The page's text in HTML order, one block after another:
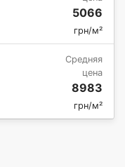
5066
грн/м²
Средняя
цена
8983
грн/м²